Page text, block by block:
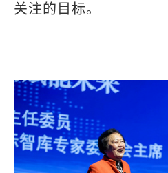
关注的目标。